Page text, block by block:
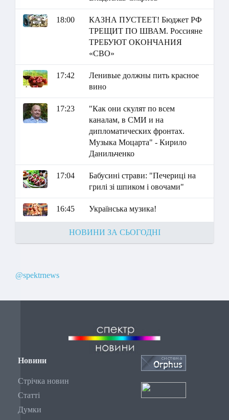
18:00
КАЗНА ПУСТЕЕТ! Бюджет РФ
ТРЕЩИТ ПО ШВАМ. Россияне
ТРЕБУЮТ ОКОНЧАНИЯ
«СВО»
17:42
Ленивые должны пить красное
вино
17:23
"Как они скулят по всем
каналам, в СМИ и на
дипломатических фронтах.
Музыка Моцарта" - Кирило
Данильченко
17:04
Бабусині страви: "Печериці на
грилі зі шпиком і овочами"
16:45 Українська музика!
НОВИНИ ЗА СЬОГОДНІ
@spektrnews
Новини
Стрічка новин
Статті
Думки